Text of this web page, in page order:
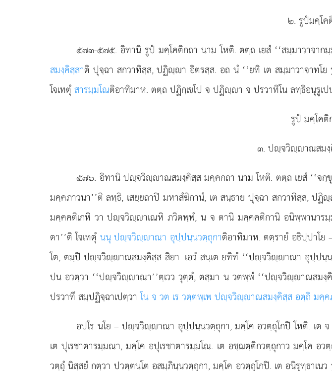
๒. รูปํมคฺโ
๕๗๓-๕๗๕. อิทานิรูปํ มคฺโคติกถา นาม โหติ. ตตฺถ เยสํ ‘‘สมฺมาวาจา
สมงฺคิสฺสาติ ปุจฺฉา สกวาทิสฺส, ปฏิฺา อิตรสฺส. อถ นํ ‘‘ยทิ เต สมฺมาวาจาทโ
โจเทตุํสารมฺมโณติอาทิมาห. ตตฺถ ปฏิกฺเขโป จ ปฏิฺา จ ปรวาทิโน ลทฺธิอนุรูเป
รูปํ มคฺโค
๓. ปฺจวิฺาณสม
๕๗๖. อิทานิปฺจวิฺาณสมงฺคิสฺส มคฺคกถา นาม โหติ. ตตฺถ เยสํ ‘‘จ
มคฺคภาวนา’’ติ ลทฺธิ, เสยฺยถาปิ มหาสํฆิกานํ, เต สนฺธาย ปุจฺฉา สกวาทิสฺส,
มคฺคคติเกหิ วา ปฺจวิฺาเณหิ ภวิตพฺพํ, น จ ตานิ มคฺคคติกานิ อนิพฺพานาร
ตา’’ติ โจเทตุํ นนุ ปฺจวิฺาณา อุปฺปนฺนวตฺถุกาติอาทิมาห. ตตฺรายํ อธิปฺปาโ
โต, ตมฺปิ ปฺจวิฺาณสมงฺคิสฺส สิยา. เอวํ สนฺเต ยทิทํ ‘‘ปฺจวิฺาณา อุปฺปนฺ
ปน อวตฺวา ‘‘ปฺจวิฺาณา’’ตฺเวว วุตฺตํ, ตสฺมา น วตพฺพํ ‘‘ปฺจวิฺาณสม
ปรวาทึ สมฺปฏิจฺฉาเปตฺวาโน จ วต เร วตฺตพฺเพ ปฺจวิฺาณสมงฺคิสฺส อตฺถิ มคฺค
อปโร นโย – ปฺจวิฺาณา อุปฺปนฺนวตฺถุกา, มคฺโค อวตฺถุโกปิ โหติ. เต
เต ปุเรชาตารมฺมณา, มคฺโค อปุเรชาตารมฺมโณ. เต อชฺฌตฺติกวตฺถุกาว มคฺโค
วตฺถุํ นิสฺสยํ กตฺวา ปวตฺตนโต อสมฺภินฺนวตฺถุกา, มคฺโค อวตฺถุโกปิ. เต อนิรุทฺธา